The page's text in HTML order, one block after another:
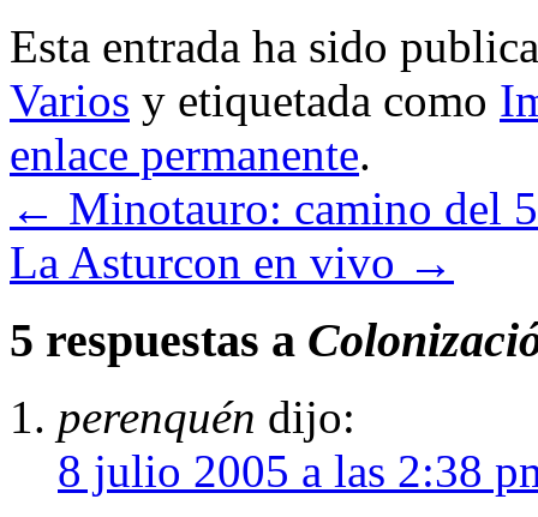
Esta entrada ha sido
Varios y etiquetada como
enlace permanente.
← Minotauro: camino del
La Asturcon en vivo →
5 respuestas a
perenquén dijo:
8 julio 2005 a las 2:38